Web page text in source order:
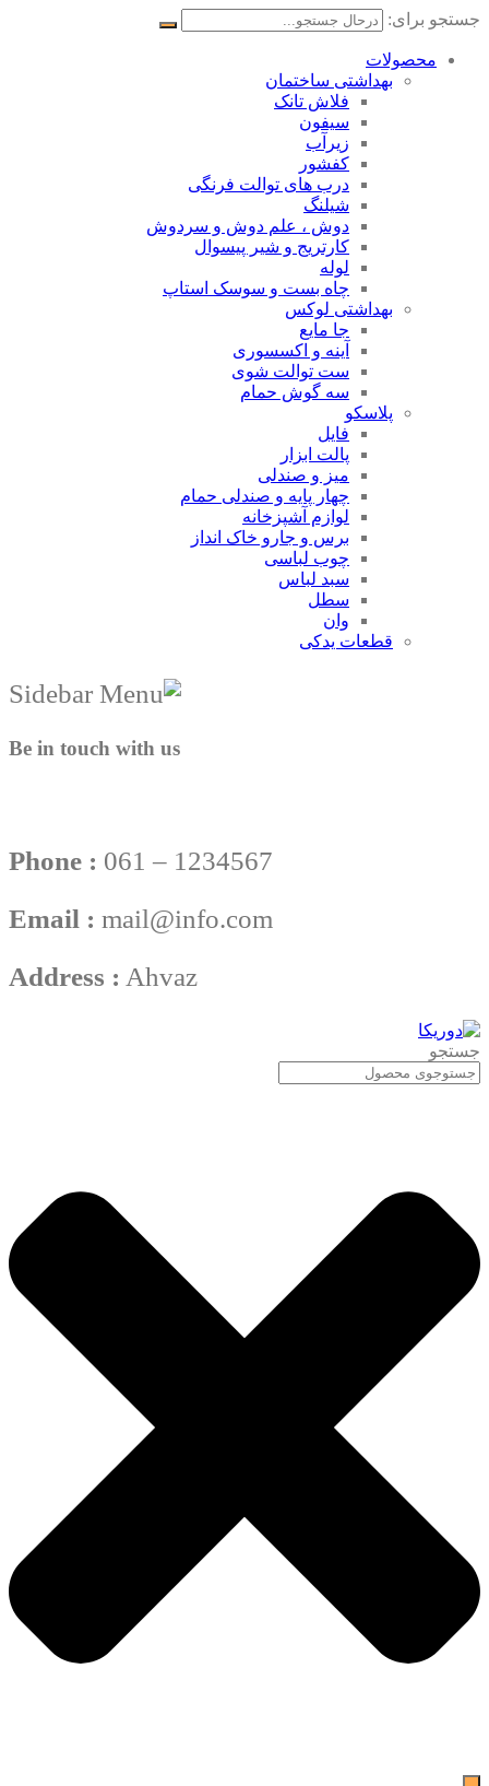
جستجو برای:
محصولات
بهداشتی ساختمان
فلاش تانک
سیفون
زیرآب
کفشور
درب های توالت فرنگی
شیلنگ
دوش ، علم دوش و سردوش
کارتریج و شیر پیسوال
لوله
چاه بست و سوسک استاپ
بهداشتی لوکس
جا مایع
آینه و اکسسوری
ست توالت شوی
سه گوش حمام
پلاسکو
فایل
پالت ابزار
میز و صندلی
چهار پایه و صندلی حمام
لوازم آشپزخانه
برس و جارو خاک انداز
چوب لباسی
سبد لباس
سطل
وان
قطعات یدکی
Be in touch with us
Phone : 061 – 1234567
Email : mail@info.com
Address : Ahvaz
جستجو